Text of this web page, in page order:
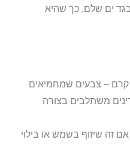
ים שלם, כך שהיא
קרם – צבעים שמחמיאים
משתלבים בצורה
זה שיזוף בשמש או בילוי